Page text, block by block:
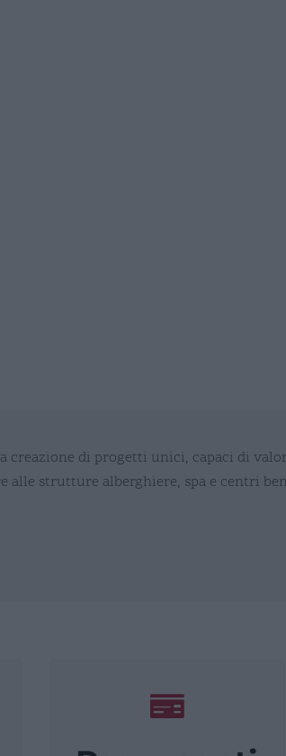
creazione di progetti unici, capaci di
strutture alberghiere, spa e centri